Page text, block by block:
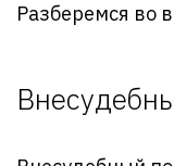
Разберемся во